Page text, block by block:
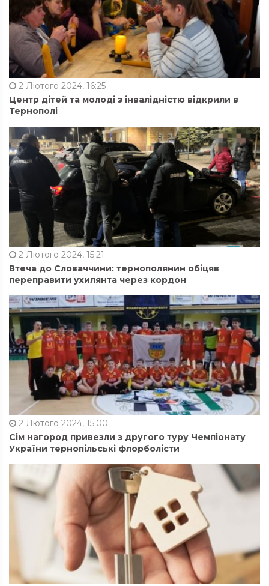
2 Лютого 2024, 16:25
Центр дітей та молоді з інвалідністю відкрили в
Тернополі
2 Лютого 2024, 15:21
Втеча до Словаччини: тернополянин обіцяв
переправити ухилянта через кордон
2 Лютого 2024, 15:00
Сім нагород привезли з другого туру Чемпіонату
України тернопільські флорболісти